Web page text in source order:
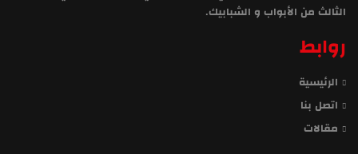
الثالث من الأبواب و الشبابيك.
روابط
الرئيسية
اتصل بنا
مقالات